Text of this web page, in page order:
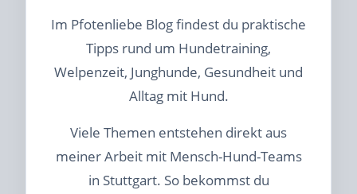
Im Pfotenliebe Blog findest du praktische
Tipps rund um Hundetraining,
Welpenzeit, Junghunde, Gesundheit und
Alltag mit Hund.
Viele Themen entstehen direkt aus
meiner Arbeit mit Mensch-Hund-Teams
in Stuttgart. So bekommst du